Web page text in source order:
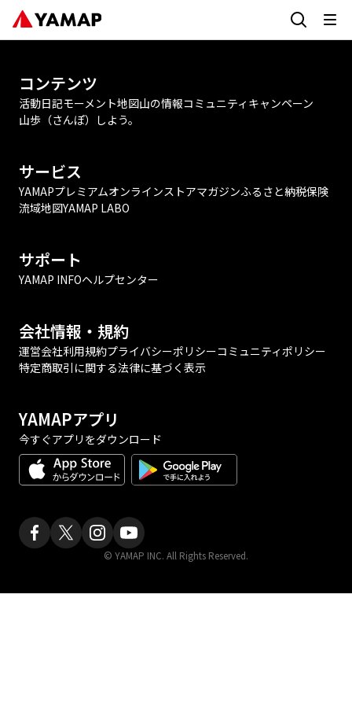
コンテンツ
活動日記モーメント地図山の情報コミュニティ キャンペーン
山歩（さんぽ）しよう。
サービス
YAMAPプレミアムオンラインストアマガジンふるさと納税保険
流域地図YAMAP LABO
サポート
YAMAP INFOヘルプセンター
会社情報・規約
運営会社利用規約プライバシーポリシーコミュニティポリシー
特定商取引に関する法律に基づく表示
YAMAPアプリ
今すぐアプリをダウンロード
© YAMAP INC. All Rights Reserved.